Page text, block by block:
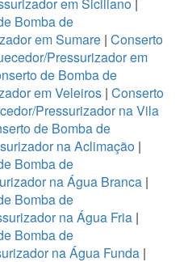
em Siciliano|
Bomba de
em Sumare | Conserto
Pressurizador em
de Bomba de
em Veleiros | Conserto
Pressurizador na Vila
de Bomba de
na Aclimação |
Bomba de
na Água Branca |
Bomba de
na Água Fria |
Bomba de
na Água Funda |